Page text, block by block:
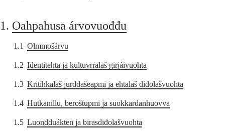
1. Oahpahusa árvovuođđu
1.1 Olmmošárvu
1.2 Identitehta ja kultuvrralaš girjáivuohta
1.3 Kritihkalaš jurddašeapmi ja ehtalaš diđolašvuohta
1.4 Hutkanillu, beroštupmi ja suokkardanhuovva
1.5 Luondduákten ja birasdiđolašvuohta